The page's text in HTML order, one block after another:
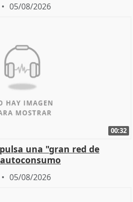
05/08/2026
00:32
una "gran red de
05/08/2026